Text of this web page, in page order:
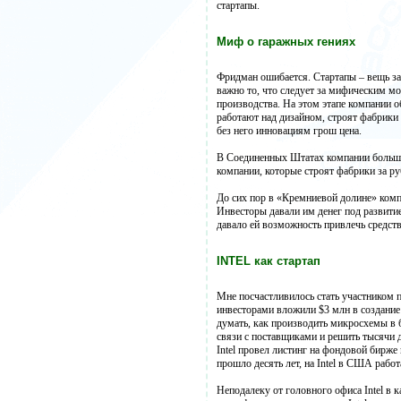
стартапы.
Миф о гаражных гениях
Фридман ошибается. Стартапы – вещь
важно то, что следует за мифическим
производства. На этом этапе компании
работают над дизайном, строят
без него инновациям грош цена.
В Соединенных Штатах компании
компании, которые строят фабрики за
До сих пор в «Кремниевой долине»
Инвесторы давали им денег под
давало ей возможность привлечь
INTEL как стартап
Мне посчастливилось стать участником
инвесторами вложили $3 млн в
думать, как производить микросхемы в
связи с поставщиками и решить тысячи
Intel провел листинг на фондовой
прошло десять лет, на Intel в США
Неподалеку от головного офиса Intel в